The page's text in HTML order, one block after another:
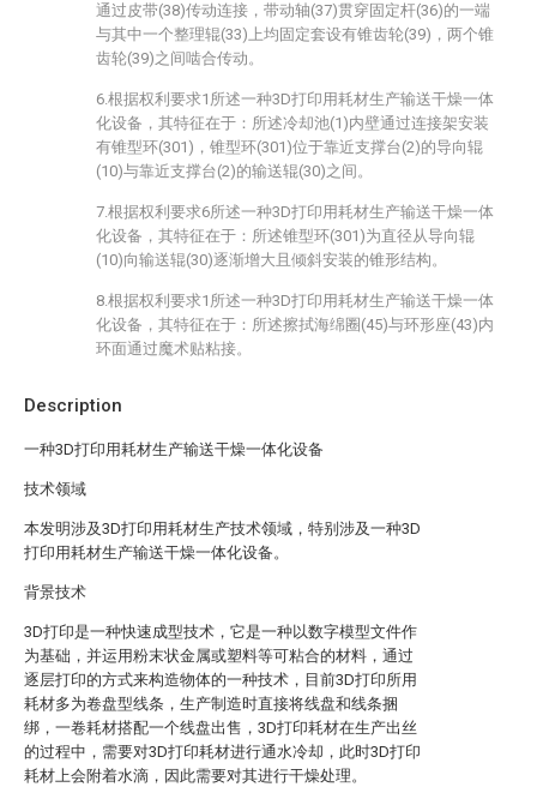
Description
一种3D打印用耗材生产输送干燥一体化设备
技术领域
本发明涉及3D打印用耗材生产技术领域，特别涉及一种3D
打印用耗材生产输送干燥一体化设备。
背景技术
3D打印是一种快速成型技术，它是一种以数字模型文件作
为基础，并运用粉末状金属或塑料等可粘合的材料，通过
逐层打印的方式来构造物体的一种技术，目前3D打印所用
耗材多为卷盘型线条，生产制造时直接将线盘和线条捆
绑，一卷耗材搭配一个线盘出售，3D打印耗材在生产出丝
的过程中，需要对3D打印耗材进行通水冷却，此时3D打印
耗材上会附着水滴，因此需要对其进行干燥处理。
通过皮带(38)传动连接，带动轴(37)贯穿固定杆(36)的一端
与其中一个整理辊(33)上均固定套设有锥齿轮(39)，两个锥
齿轮(39)之间啮合传动。
6.根据权利要求1所述一种3D打印用耗材生产输送干燥一体
化设备，其特征在于：所述冷却池(1)内壁通过连接架安装
有锥型环(301)，锥型环(301)位于靠近支撑台(2)的导向辊
(10)与靠近支撑台(2)的输送辊(30)之间。
7.根据权利要求6所述一种3D打印用耗材生产输送干燥一体
化设备，其特征在于：所述锥型环(301)为直径从导向辊
(10)向输送辊(30)逐渐增大且倾斜安装的锥形结构。
8.根据权利要求1所述一种3D打印用耗材生产输送干燥一体
化设备，其特征在于：所述擦拭海绵圈(45)与环形座(43)内
环面通过魔术贴粘接。